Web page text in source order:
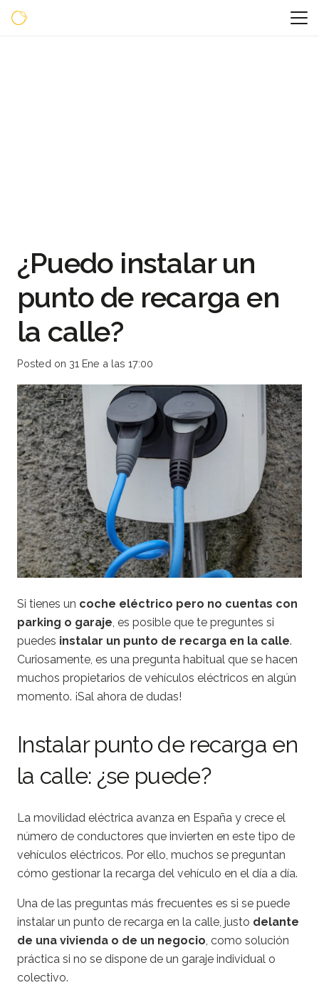
¿Puedo instalar un
punto de recarga en
la calle?
Posted on 31 Ene a las 17:00
Si tienes un coche eléctrico pero no cuentas con
parking o garaje, es posible que te preguntes si
puedes instalar un punto de recarga en la calle.
Curiosamente, es una pregunta habitual que se hacen
muchos propietarios de vehículos eléctricos en algún
momento. ¡Sal ahora de dudas!
Instalar punto de recarga en
la calle: ¿se puede?
La movilidad eléctrica avanza en España y crece el
número de conductores que invierten en este tipo de
vehículos eléctricos. Por ello, muchos se preguntan
cómo gestionar la recarga del vehículo en el día a día.
Una de las preguntas más frecuentes es si se puede
instalar un punto de recarga en la calle, justo delante
de una vivienda o de un negocio, como solución
práctica si no se dispone de un garaje individual o
colectivo.